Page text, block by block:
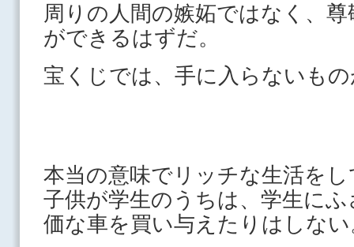
周りの人間の嫉妬ではなく、
ができるはずだ。
宝くじでは、手に入らないも
本当の意味でリッチな生活を
子供が学生のうちは、学生に
価な車を買い与えたりはしな